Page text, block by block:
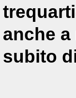
anche
subito